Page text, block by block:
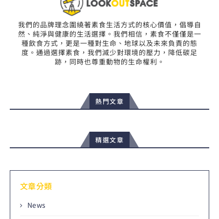
我們的品牌理念圍繞著素食生活方式的核心價值，倡導自
然、純淨與健康的生活選擇。我們相信，素食不僅僅是一
種飲食方式，更是一種對生命、地球以及未來負責的態
度。通過選擇素食，我們減少對環境的壓力，降低碳足
跡，同時也尊重動物的生命權利。
熱門文章
精選文章
文章分類
News